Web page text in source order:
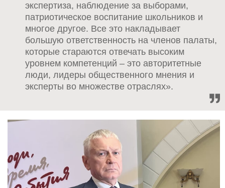
экспертиза, наблюдение за выборами,
патриотическое воспитание школьников и
многое другое. Все это накладывает
большую ответственность на членов палаты,
которые стараются отвечать высоким
уровнем компетенций – это авторитетные
люди, лидеры общественного мнения и
эксперты во множестве отраслях».